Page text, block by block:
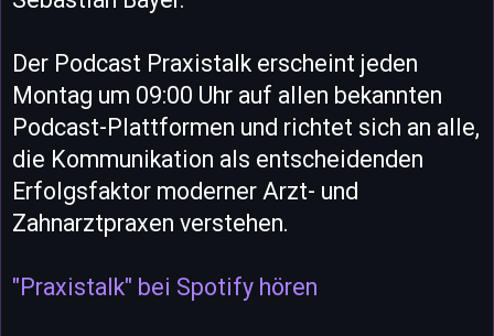
Der Podcast Praxistalk erscheint jeden
Montag um 09:00 Uhr auf allen bekannten
Podcast-Plattformen und richtet sich an alle,
die Kommunikation als entscheidenden
Erfolgsfaktor moderner Arzt- und
Zahnarztpraxen verstehen.
"Praxistalk" bei Spotify hören